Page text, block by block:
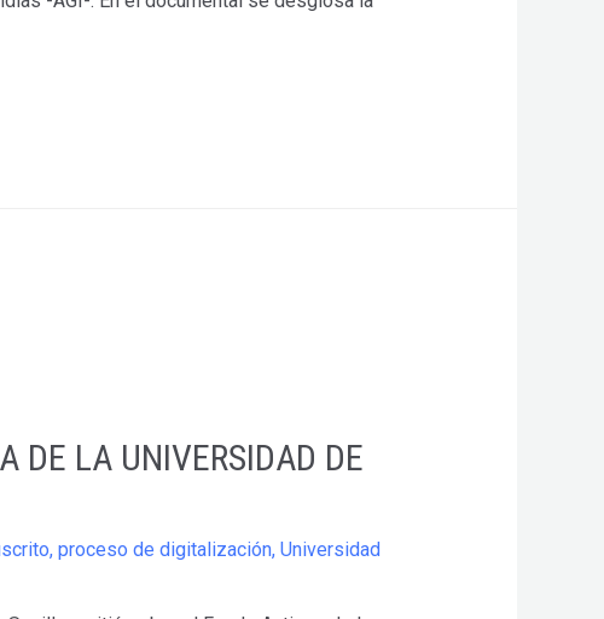
DE LA UNIVERSIDAD DE
, proceso de digitalización, Universidad